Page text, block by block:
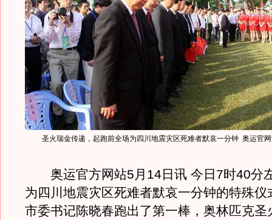
圣火瑞金传递，起跑前全场为四川地震灾区死难者默哀一分钟 奥运官
奥运官方网站5月14日讯 今日7时40分
为四川地震灾区死难者默哀一分钟的特殊仪
市委书记陈晓春跑出了第一棒，奥林匹克圣